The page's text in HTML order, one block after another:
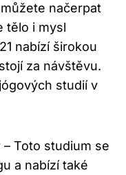
načerpat
tělo i mysl
nabízí širokou
za návštěvu.
studií v
– Toto studium se
a nabízí také